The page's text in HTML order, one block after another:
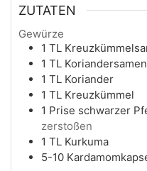
ZUTATEN
Gewürze
1 TL
1 TL Koriandersamen
1 TL Koriander
1 TL Kreuzkümmel
1 Prise schwarzer
zerstoßen
1 TL Kurkuma
5-10